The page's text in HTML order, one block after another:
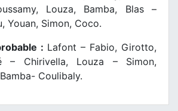
Louza, Bamba, Blas –
Youan, Simon, Coco.
: Lafont – Fabio, Girotto,
– Chirivella, Louza – Simon,
Coulibaly.